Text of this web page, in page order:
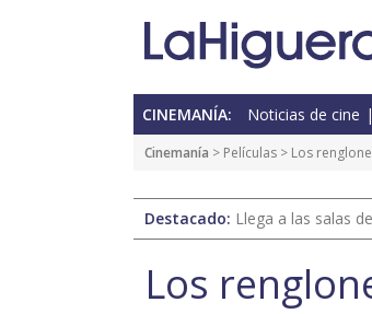
CINEMANÍA: Noticias de cine
Cinemanía > Películas > Los
Destacado: Llega a las salas
Los